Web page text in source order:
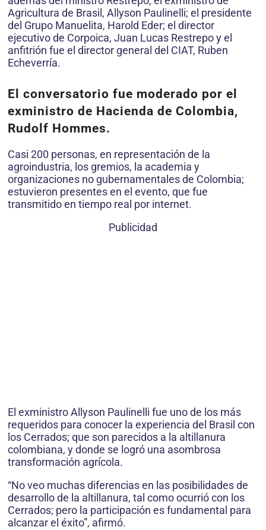
Agricultura de Brasil, Allyson Paulinelli; el presidente
del Grupo Manuelita, Harold Eder; el director
ejecutivo de Corpoica, Juan Lucas Restrepo y el
anfitrión fue el director general del CIAT, Ruben
Echeverría.
El conversatorio fue moderado por el
exministro de Hacienda de Colombia,
Rudolf Hommes.
Casi 200 personas, en representación de la
agroindustria, los gremios, la academia y
organizaciones no gubernamentales de Colombia;
estuvieron presentes en el evento, que fue
transmitido en tiempo real por internet.
Publicidad
El exministro Allyson Paulinelli fue uno de los más
requeridos para conocer la experiencia del Brasil con
los Cerrados; que son parecidos a la altillanura
colombiana, y donde se logró una asombrosa
transformación agrícola.
“No veo muchas diferencias en las posibilidades de
desarrollo de la altillanura, tal como ocurrió con los
Cerrados; pero la participación es fundamental para
alcanzar el éxito”, afirmó.